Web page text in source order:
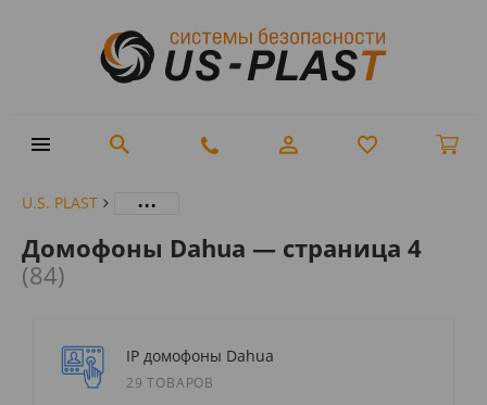
U.S. PLAST ...
Домофоны Dahua — страница 4
(84)
IP домофоны Dahua
29 ТОВАРОВ